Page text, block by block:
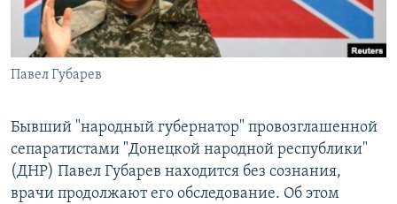
Павел Губарев
Бывший "народный губернатор" провозглашенной
сепаратистами "Донецкой народной республики"
(ДНР) Павел Губарев находится без сознания,
врачи продолжают его обследование. Об этом